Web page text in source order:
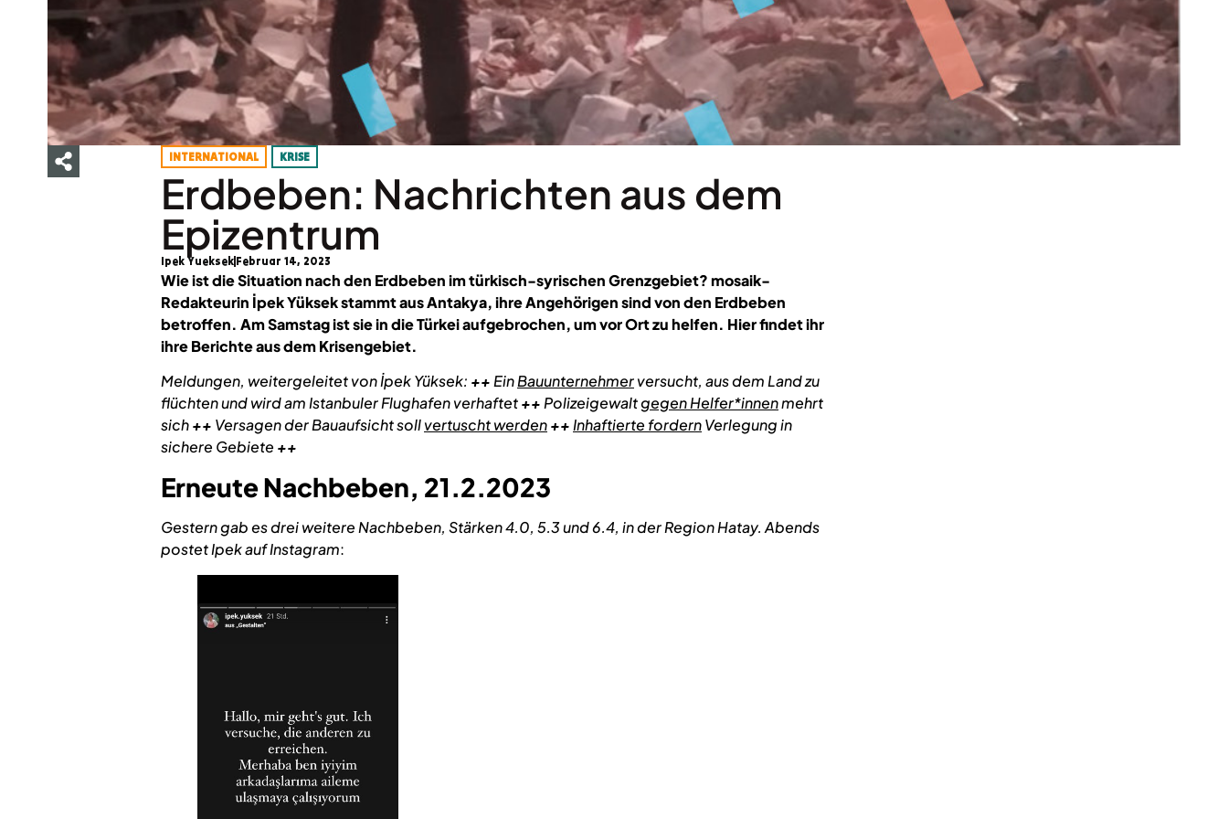
INTERNATIONAL KRISE
Erdbeben: Nachrichten aus dem
Epizentrum
Ipek Yueksek Februar 14, 2023
Wie ist die Situation nach den Erdbeben im türkisch-syrischen Grenzgebiet? mosaik-
Redakteurin İpek Yüksek stammt aus Antakya, ihre Angehörigen sind von den Erdbeben
betroffen. Am Samstag ist sie in die Türkei aufgebrochen, um vor Ort zu helfen. Hier findet ihr
ihre Berichte aus dem Krisengebiet.
Meldungen, weitergeleitet von İpek Yüksek: ++EinBauunternehmerversucht, aus dem Land zu
flüchten und wird am Istanbuler Flughafen verhaftet++Polizeigewaltgegen Helfer*innenmehrt
sich++ Versagen der Bauaufsicht sollvertuscht werden++Inhaftierte fordernVerlegung in
sichere Gebiete ++
Erneute Nachbeben, 21.2.2023
Gestern gab es drei weitere Nachbeben, Stärken 4.0, 5.3 und 6.4, in der Region Hatay. Abends
postet Ipek auf Instagram: